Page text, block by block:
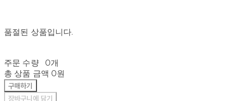
품절된 상품입니다.
주문 수량
0개
총 상품 금액 0원
구매하기
장바구니에 담기